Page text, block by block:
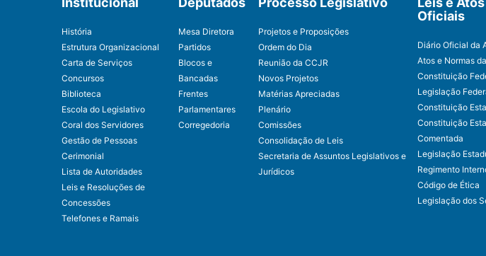
História
Estrutura Organizacional
Carta de Serviços
Concursos
Biblioteca
Escola do Legislativo
Coral dos Servidores
Gestão de Pessoas
Cerimonial
Lista de Autoridades
Leis e Resoluções de
Concessões
Telefones e Ramais
Mesa Diretora
Partidos
Blocos e
Bancadas
Frentes
Parlamentares
Corregedoria
Projetos e Proposições
Ordem do Dia
Reunião da CCJR
Novos Projetos
Matérias Apreciadas
Plenário
Comissões
Consolidação de Leis
Secretaria de Assuntos Legislativos e
Jurídicos
Oficiais
Diário Oficial da
Atos e Normas
Constituição
Legislação
Constituição
Constituição
Comentada
Legislação
Regimento
Código de Ética
Legislação dos